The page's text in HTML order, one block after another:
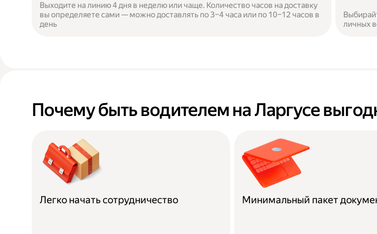
Выходите на линию 4 дня в неделю или чаще. Количество часов на доставку
вы определяете сами — можно доставлять по 3–4 часа или по 10–12 часов в
день
личных
Почему быть водителем на Ларгусе
Легко начать сотрудничество Минимальный пакет